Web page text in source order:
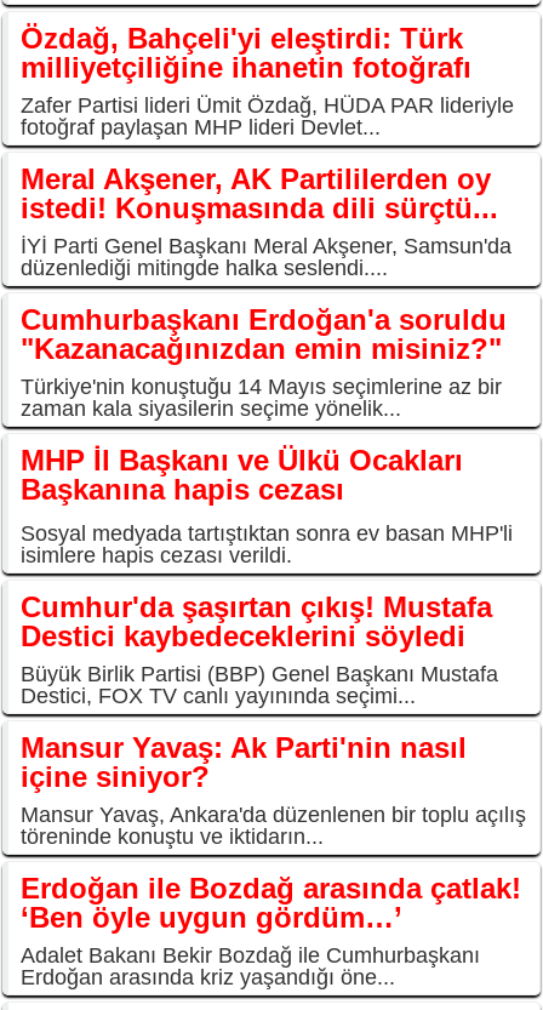
Özdağ, Bahçeli'yi eleştirdi: Türk
milliyetçiliğine ihanetin fotoğrafı
Zafer Partisi lideri Ümit Özdağ, HÜDA PAR lideriyle
fotoğraf paylaşan MHP lideri Devlet...
Meral Akşener, AK Partililerden oy
istedi! Konuşmasında dili sürçtü...
İYİ Parti Genel Başkanı Meral Akşener, Samsun'da
düzenlediği mitingde halka seslendi....
Cumhurbaşkanı Erdoğan'a soruldu
"Kazanacağınızdan emin misiniz?"
Türkiye'nin konuştuğu 14 Mayıs seçimlerine az bir
zaman kala siyasilerin seçime yönelik...
MHP İl Başkanı ve Ülkü Ocakları
Başkanına hapis cezası
Sosyal medyada tartıştıktan sonra ev basan MHP'li
isimlere hapis cezası verildi.
Cumhur'da şaşırtan çıkış! Mustafa
Destici kaybedeceklerini söyledi
Büyük Birlik Partisi (BBP) Genel Başkanı Mustafa
Destici, FOX TV canlı yayınında seçimi...
Mansur Yavaş: Ak Parti'nin nasıl
içine siniyor?
Mansur Yavaş, Ankara'da düzenlenen bir toplu açılış
töreninde konuştu ve iktidarın...
Erdoğan ile Bozdağ arasında çatlak!
‘Ben öyle uygun gördüm…’
Adalet Bakanı Bekir Bozdağ ile Cumhurbaşkanı
Erdoğan arasında kriz yaşandığı öne...